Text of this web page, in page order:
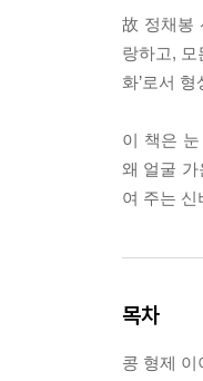
故 정채봉
랑하고, 모
화’로서
이 책은
왜 얼굴 가
여 주는
목차
콩 형제 이